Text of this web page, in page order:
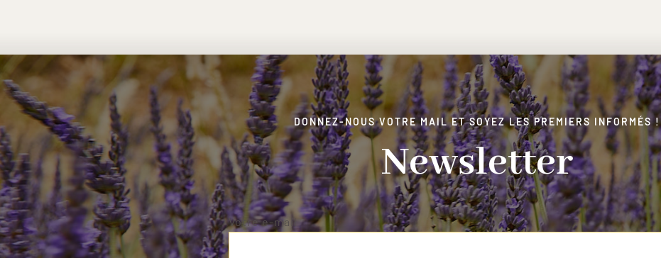
DONNEZ-NOUS VOTRE MAIL ET SOYEZ LES PREMIERS INFORMÉS !
Newsletter
Votre e-mail